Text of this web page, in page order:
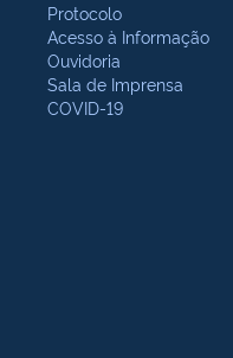
Protocolo
Acesso à Informação
Ouvidoria
Sala de Imprensa
COVID-19